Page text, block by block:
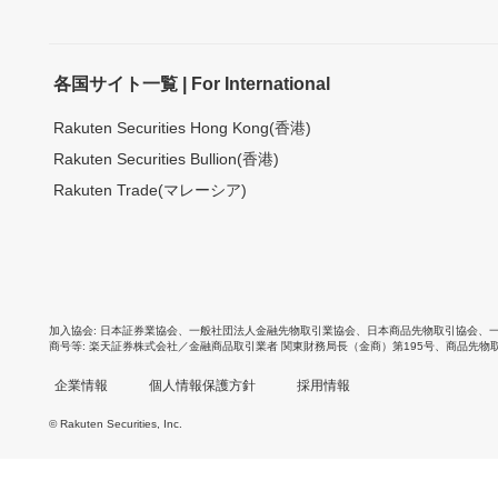
各国サイト一覧 | For International
Rakuten Securities Hong Kong(香港)
Rakuten Securities Bullion(香港)
Rakuten Trade(マレーシア)
加入協会 日本証券業協会 一般社団法人金融先物取引業協会 日本商品先物取引協会
商号等 楽天証券株式会社／金融商品取引業者 関東財務局長（金商）第195号、商品先物
企業情報 個人情報保護方針 採用情報
© Rakuten Securities, Inc.